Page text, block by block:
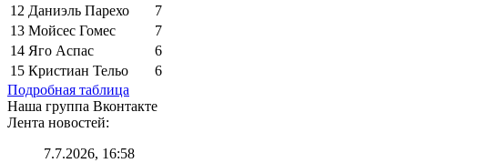
12 Даниэль Парехо
7
13 Мойсес Гомес
7
14 Яго Аспас
6
15 Кристиан Тельо
6
Подробная таблица
Наша группа Вконтакте
Лента новостей:
7.7.2026, 16:58